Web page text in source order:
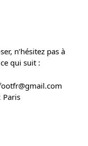
n’hésitez pas à
qui suit :
Paris